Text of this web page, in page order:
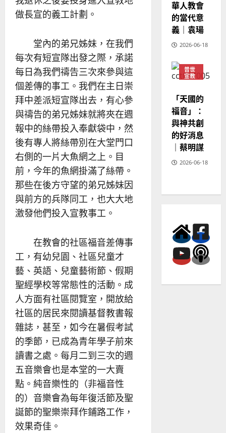
做長宣的義工計劃。
堂內的弟兄姊妹，在我們
每次有短宣隊出發之際，承諾
每日為我們禱告三次來參與這
個差傳的事工。我們在主日崇
拜中差派短宣隊出去，有心參
與禱告的弟兄姊妹就將夾在週
報中的絲帶投入奉獻袋中，然
後有專人將絲帶別在大堂門口
右側的一片大魚網之上。目
前，今年的魚網掛滿了絲帶。
那些在後方守望的弟兄姊妹因
與前方的兵隊同工，也大大地
激發他們投入宣教事工。
在教會的社區福音差傳事
工，有幼兒園、社區兒童才
藝、英語、兒童藝術節、假期
聖經學校等常態性的活動。成
人方面有社區閱覽室，開放給
社區的居民來閱讀基督教書報
雜誌，甚至，如今在暑假考試
的季節，已成為青年學子前來
讀書之處。每月二到三次的週
五音樂會也是本堂的一大賣
點。純音樂性的（非福音性
的）音樂會為每年復活節及聖
誕節的聖樂崇拜作鋪路工作，
效果奇佳。
溫
淑
芳
20
華人教會
的當代意
義｜袁瑒
2026-06-18
普世
宣教
「天國的
福音」：
與神共創
的好消息
｜蔡明謀
2026-06-18